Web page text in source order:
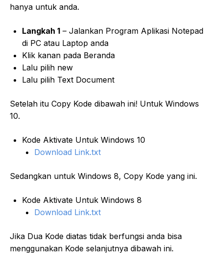
hanya untuk anda.
Langkah 1 – Jalankan Program Aplikasi Notepad
di PC atau Laptop anda
Klik kanan pada Beranda
Lalu pilih new
Lalu pilih Text Document
Setelah itu Copy Kode dibawah ini! Untuk Windows
10.
Kode Aktivate Untuk Windows 10
Download Link.txt
Sedangkan untuk Windows 8, Copy Kode yang ini.
Kode Aktivate Untuk Windows 8
Download Link.txt
Jika Dua Kode diatas tidak berfungsi anda bisa
menggunakan Kode selanjutnya dibawah ini.